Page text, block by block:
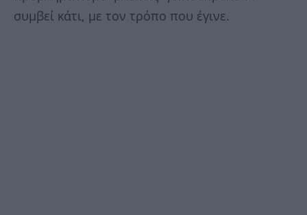
συμβεί κάτι, με τον τρόπο που έγινε.